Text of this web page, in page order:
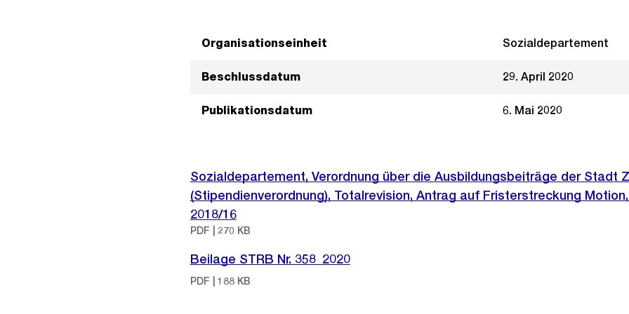
Organisationseinheit Sozialdepartement
Beschlussdatum 29. April 2020
Publikationsdatum 6. Mai 2020
Sozialdepartement, Verordnung über die Ausbildungsbeiträge der Stadt
(Stipendienverordnung), Totalrevision, Antrag auf Fristerstreckung Motion,
2018/16
PDF | 270 KB
Beilage STRB Nr. 358_2020
PDF | 188 KB